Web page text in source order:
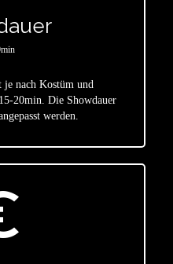
je nach Kostüm und
20min. Die Showdauer
werden.